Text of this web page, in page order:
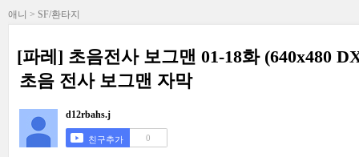
애니 > SF/환타지
[파레] 초음전사 보그맨 01-18화 (640x480
초음 전사 보그맨 자막
d12rbahs.j
친구추가 0